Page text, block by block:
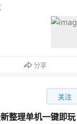
分享
关注
整理单机一键即玩